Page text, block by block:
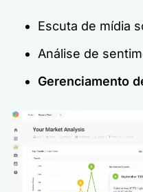
Escuta de mídia
Análise de
Gerenciamento